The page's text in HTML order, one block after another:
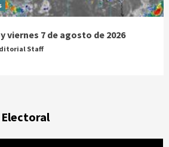
viernes 7 de agosto de 2026
Staff